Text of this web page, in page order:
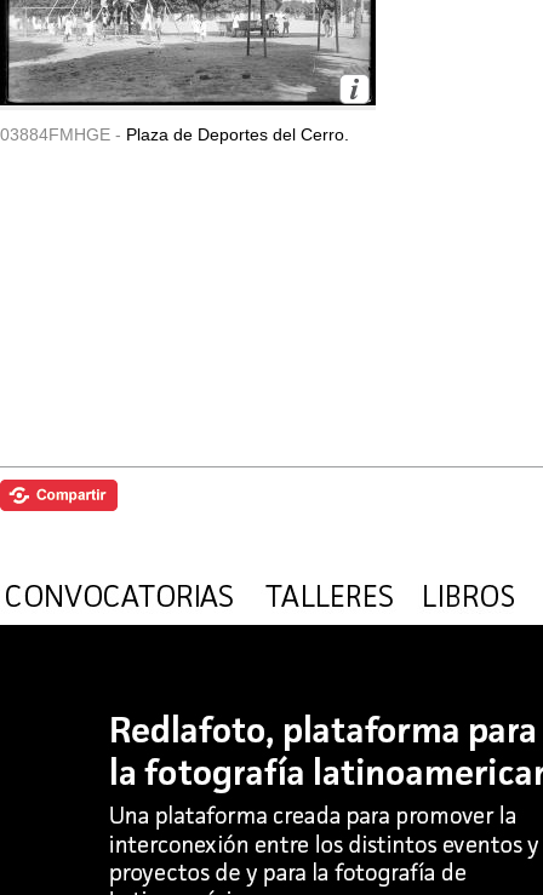
03884FMHGE - Plaza de Deportes del Cerro.